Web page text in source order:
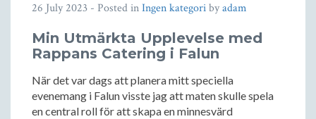
26 July 2023 - Posted inIngen kategoribyadam
Min Utmärkta Upplevelse med
Rappans Catering i Falun
När det var dags att planera mitt speciella
evenemang i Falun visste jag att maten skulle spela
en central roll för att skapa en minnesvärd